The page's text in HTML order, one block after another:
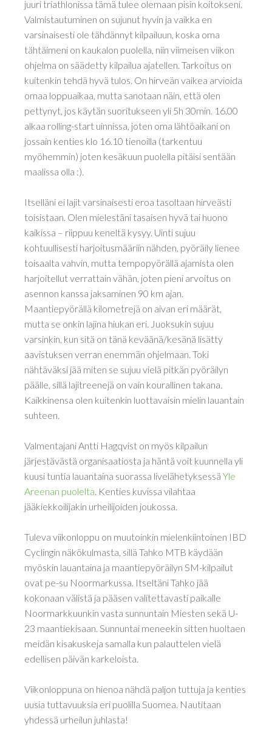
juuri triathlonissa tämä tulee olemaan pisin koitokseni.
Valmistautuminen on sujunut hyvin ja vaikka en
varsinaisesti ole tähdännyt kilpailuun, koska oma
tähtäimeni on kaukalon puolella, niin viimeisen viikon
ohjelma on säädetty kilpailua ajatellen. Tarkoitus on
kuitenkin tehdä hyvä tulos. On hirveän vaikea arvioida
omaa loppuaikaa, mutta sanotaan näin, että olen
pettynyt, jos käytän suoritukseen yli 5h 30min. 16.00
alkaa rolling-start uinnissa, joten oma lähtöaikani on
jossain kenties klo 16.10 tienoilla (tarkentuu
myöhemmin) joten kesäkuun puolella pitäisi sentään
maalissa olla :).
Itselläni ei lajit varsinaisesti eroa tasoltaan hirveästi
toisistaan. Olen mielestäni tasaisen hyvä tai huono
kaikissa – riippuu keneltä kysyy. Uinti sujuu
kohtuullisesti harjoitusmääriin nähden, pyöräily lienee
toisaalta vahvin, mutta tempopyörällä ajamista olen
harjoitellut verrattain vähän, joten pieni arvoitus on
asennon kanssa jaksaminen 90 km ajan.
Maantiepyörällä kilometrejä on aivan eri määrät,
mutta se onkin lajina hiukan eri. Juoksukin sujuu
varsinkin, kun sitä on tänä keväänä/kesänä lisätty
aavistuksen verran enemmän ohjelmaan. Toki
nähtäväksi jää miten se sujuu vielä pitkän pyöräilyn
päälle, sillä lajitreenejä on vain kourallinen takana.
Kaikkinensa olen kuitenkin luottavaisin mielin lauantain
suhteen.
Valmentajani Antti Hagqvist on myös kilpailun
järjestävästä organisaatiosta ja häntä voit kuunnella yli
kuusi tuntia lauantaina suorassa livelähetyksessä Yle
Areenan puolelta. Kenties kuvissa vilahtaa
jääkiekkoilijakin urheilijoiden joukossa.
Tuleva viikonloppu on muutoinkin mielenkiintoinen IBD
Cyclingin näkökulmasta, sillä Tahko MTB käydään
myöskin lauantaina ja maantiepyöräilyn SM-kilpailut
ovat pe-su Noormarkussa. Itseltäni Tahko jää
kokonaan välistä ja pääsen valitettavasti paikalle
Noormarkkuunkin vasta sunnuntain Miesten sekä U-
23 maantiekisaan. Sunnuntai meneekin sitten huoltaen
meidän kisakuskeja samalla kun palauttelen vielä
edellisen päivän karkeloista.
Viikonloppuna on hienoa nähdä paljon tuttuja ja kenties
uusia tuttavuuksia eri puolilla Suomea. Nautitaan
yhdessä urheilun juhlasta!